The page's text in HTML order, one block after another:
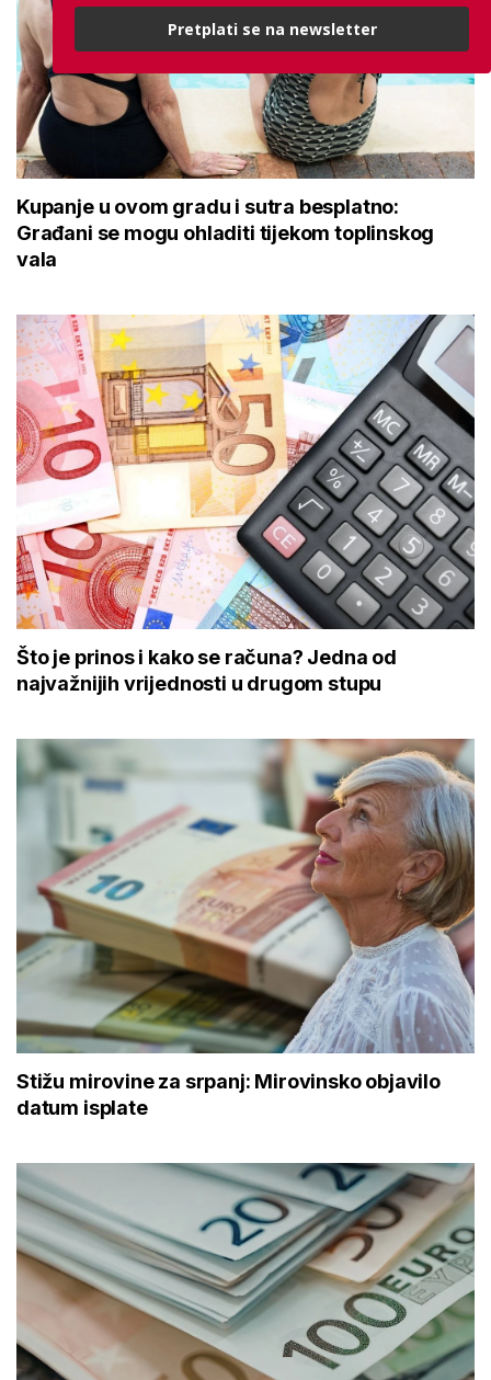
Kupanje u ovom gradu i sutra besplatno:
Građani se mogu ohladiti tijekom toplinskog
vala
Što je prinos i kako se računa? Jedna od
najvažnijih vrijednosti u drugom stupu
Stižu mirovine za srpanj: Mirovinsko objavilo
datum isplate
Pretplati se na newsletter